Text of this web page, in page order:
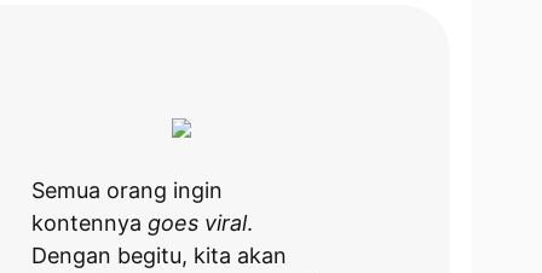
Semua orang ingin
kontennya goes viral.
Dengan begitu, kita akan